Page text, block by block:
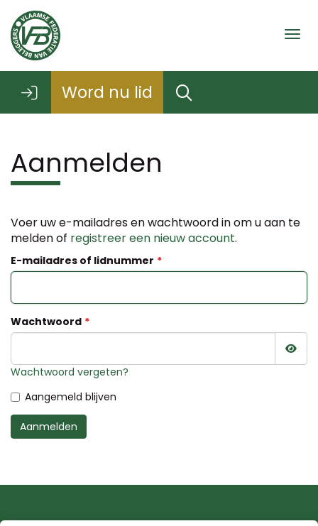
Word nu lid
Aanmelden
Voer uw e-mailadres en wachtwoord in om u aan te
melden of registreer een nieuw account.
E-mailadres of lidnummer
Wachtwoord
Wachtwoord vergeten?
Aangemeld blijven
Aanmelden